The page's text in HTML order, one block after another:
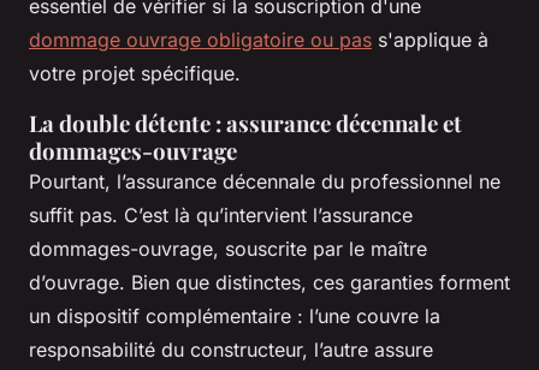
essentiel de vérifier si la souscription d'une
dommage ouvrage obligatoire ou pas s'applique à
votre projet spécifique.
La double détente : assurance décennale et
dommages-ouvrage
Pourtant, l’assurance décennale du professionnel ne
suffit pas. C’est là qu’intervient l’assurance
dommages-ouvrage, souscrite par le maître
d’ouvrage. Bien que distinctes, ces garanties forment
un dispositif complémentaire : l’une couvre la
responsabilité du constructeur, l’autre assure